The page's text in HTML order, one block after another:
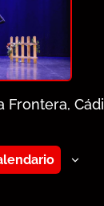
Frontera,